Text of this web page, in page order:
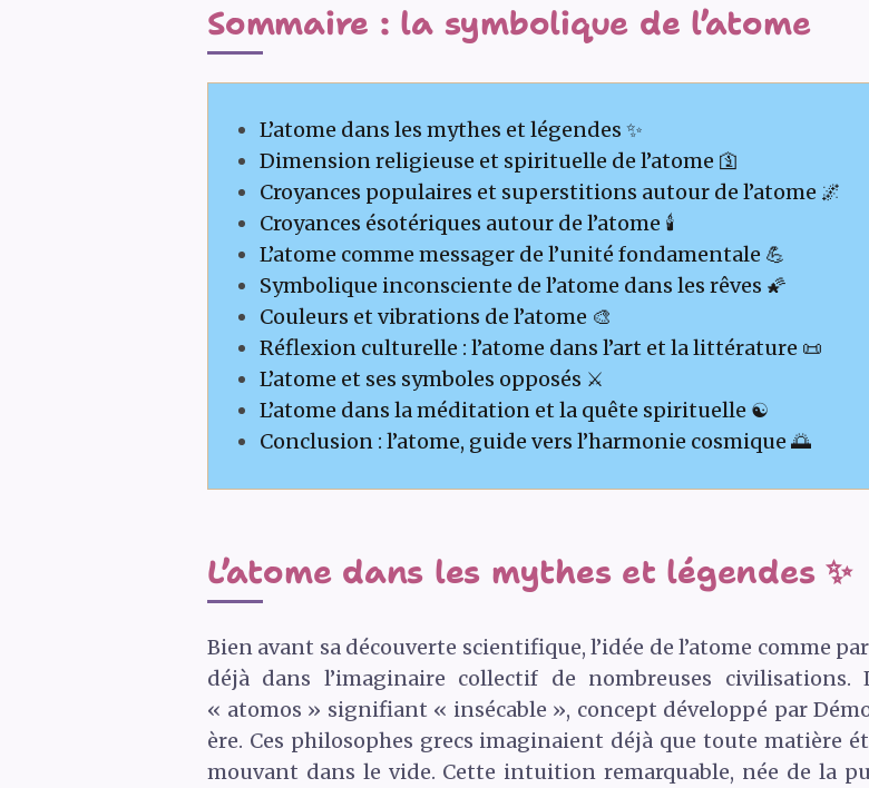
Sommaire : la symbolique de l’atome
L’atome dans les mythes et légendes ✨
Dimension religieuse et spirituelle de l’atome 🛐
Croyances populaires et superstitions autour de l’atome 🌌
Croyances ésotériques autour de l’atome 🕯️
L’atome comme messager de l’unité fondamentale 💪
Symbolique inconsciente de l’atome dans les rêves 🌠
Couleurs et vibrations de l’atome 🎨
Réflexion culturelle : l’atome dans l’art et la littérature 📜
L’atome et ses symboles opposés ⚔️
L’atome dans la méditation et la quête spirituelle ☯️
Conclusion : l’atome, guide vers l’harmonie cosmique 🌅
L’atome dans les mythes et légendes ✨
Bien avant sa découverte scientifique, l’idée de l’atome comme
déjà dans l’imaginaire collectif de nombreuses
« atomos » signifiant « insécable », concept développé par
ère. Ces philosophes grecs imaginaient déjà que toute matière
mouvant dans le vide. Cette intuition remarquable, née de la